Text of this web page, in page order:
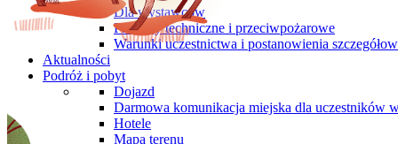
Dla wystawców
Przepisy techniczne i przeciwpożarowe
Warunki uczestnictwa i postanowienia
Aktualności
Podróż i pobyt
Dojazd
Darmowa komunikacja miejska dla uczestników
Hotele
Mapa terenu